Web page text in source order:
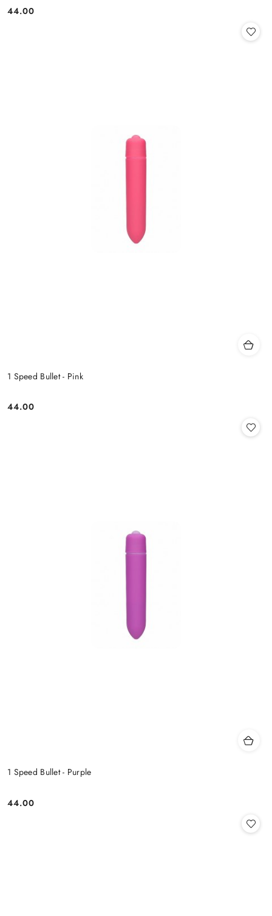
Cena:
44.00
1 Speed Bullet - Pink
Cena:
44.00
1 Speed Bullet - Purple
Cena:
44.00